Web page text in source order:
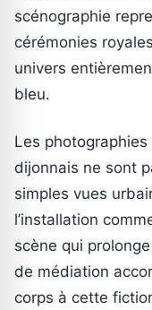
scénographie
cérémonies
univers
bleu.
Les
dijonnais ne sont
simples vues
l’installation
scène qui
de médiation
corps à cette